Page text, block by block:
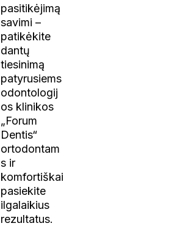
pasitikėjimą
savimi –
patikėkite
dantų
tiesinimą
patyrusiems
odontologij
os klinikos
„Forum
Dentis“
ortodontam
s ir
komfortiškai
pasiekite
ilgalaikius
rezultatus.